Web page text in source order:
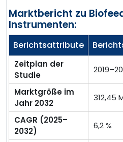
Marktbericht zu
Instrumenten:
Berichtsattribute
Zeitplan der
Studie
Marktgröße im
Jahr 2032
312,45
CAGR (2025–
2032)
6,2 %